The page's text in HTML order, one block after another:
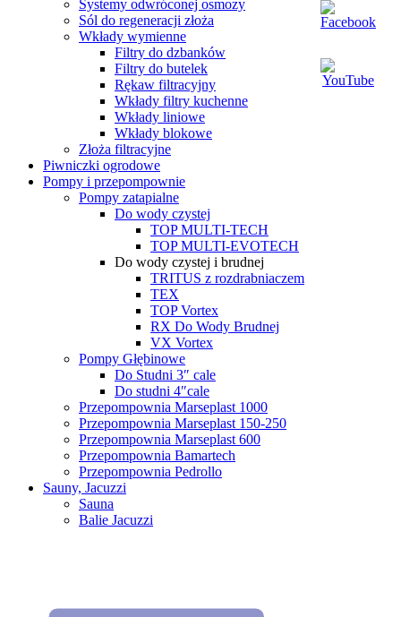
Systemy odwróconej osmozy
Sól do regeneracji złoża
Wkłady wymienne
Filtry do dzbanków
Filtry do butelek
Rękaw filtracyjny
Wkłady filtry kuchenne
Wkłady liniowe
Wkłady blokowe
Złoża filtracyjne
Piwniczki ogrodowe
Pompy i przepompownie
Pompy zatapialne
Do wody czystej
TOP MULTI-TECH
TOP MULTI-EVOTECH
Do wody czystej i brudnej
TRITUS z rozdrabniaczem
TEX
TOP Vortex
RX Do Wody Brudnej
VX Vortex
Pompy Głębinowe
Do Studni 3″ cale
Do studni 4″cale
Przepompownia Marseplast 1000
Przepompownia Marseplast 150-250
Przepompownia Marseplast 600
Przepompownia Bamartech
Przepompownia Pedrollo
Sauny, Jacuzzi
Sauna
Balie Jacuzzi